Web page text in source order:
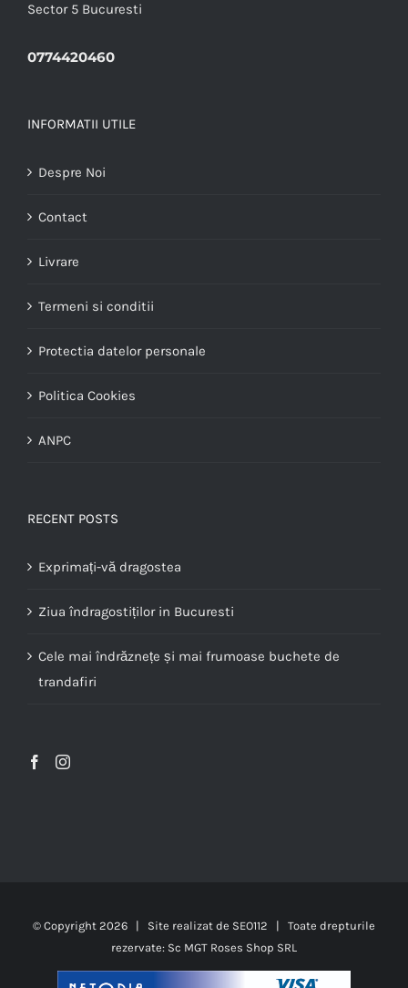
Sector 5 Bucuresti
0774420460
INFORMATII UTILE
Despre Noi
Contact
Livrare
Termeni si conditii
Protectia datelor personale
Politica Cookies
ANPC
RECENT POSTS
Exprimați-vă dragostea
Ziua îndragostiților in Bucuresti
Cele mai îndrăznețe și mai frumoase buchete de
trandafiri
© Copyright 2026 | Site realizat de SEO112 | Toate drepturile
rezervate: Sc MGT Roses Shop SRL